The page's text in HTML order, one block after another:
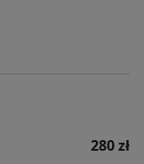
280 zł